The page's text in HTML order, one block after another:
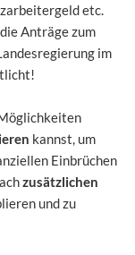
etc.
Anträge zum
im
kannst, um
Einbrüchen
zusätzlichen
und zu